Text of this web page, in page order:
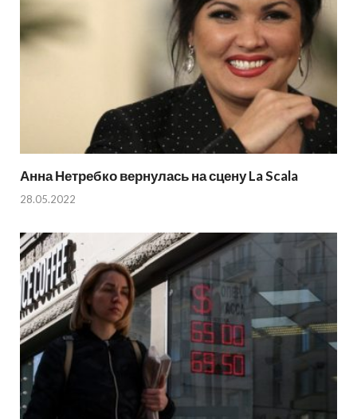
Анна Нетребко вернулась на сцену La Scala
28.05.2022